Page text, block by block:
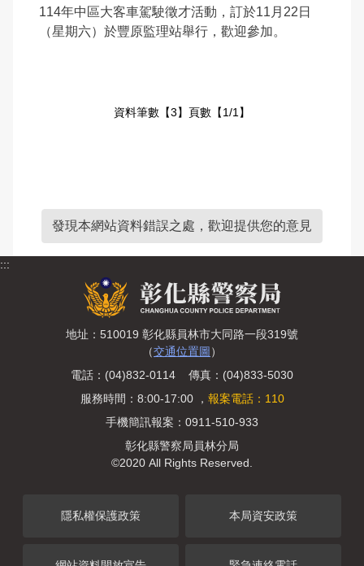
114年中區大客車駕駛徵才活動，訂於11月22日
（星期六）於豐原監理站舉行，歡迎參加。
資料筆數【3】頁數【1/1】
發現本網站資料錯誤之處，歡迎提供您的意見
:::
地址：510019 彰化縣員林市大同路一段319號
（交通位置圖 ）
電話：(04)832-0114 傳真：(04)833-5030
服務時間：8:00-17:00 ， 報案電話：110
手機簡訊報案：0911-510-933
彰化縣警察局員林分局
©2020 All Rights Reserved.
隱私權保護政策 本局資安政策